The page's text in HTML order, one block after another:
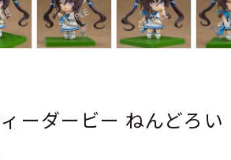
ーダービー ねんどろい